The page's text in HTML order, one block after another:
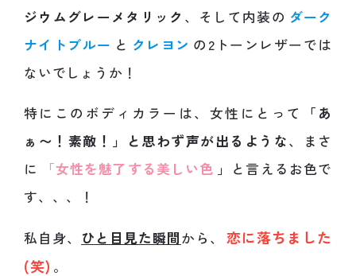
ジウムグレーメタリック 、そして内装の ダーク
ナイトブルー と クレヨン の2トーンレザーでは
ないでしょうか！
特にこのボディカラーは、女性にとって
「あ
ぁ〜！素敵！」と思わず声が出るような、まさ
に
「女性を魅了する美しい色 」と言えるお色で
す、、、！
私自身、 ひと目見た瞬間から、
恋に落ちました
(笑) 。